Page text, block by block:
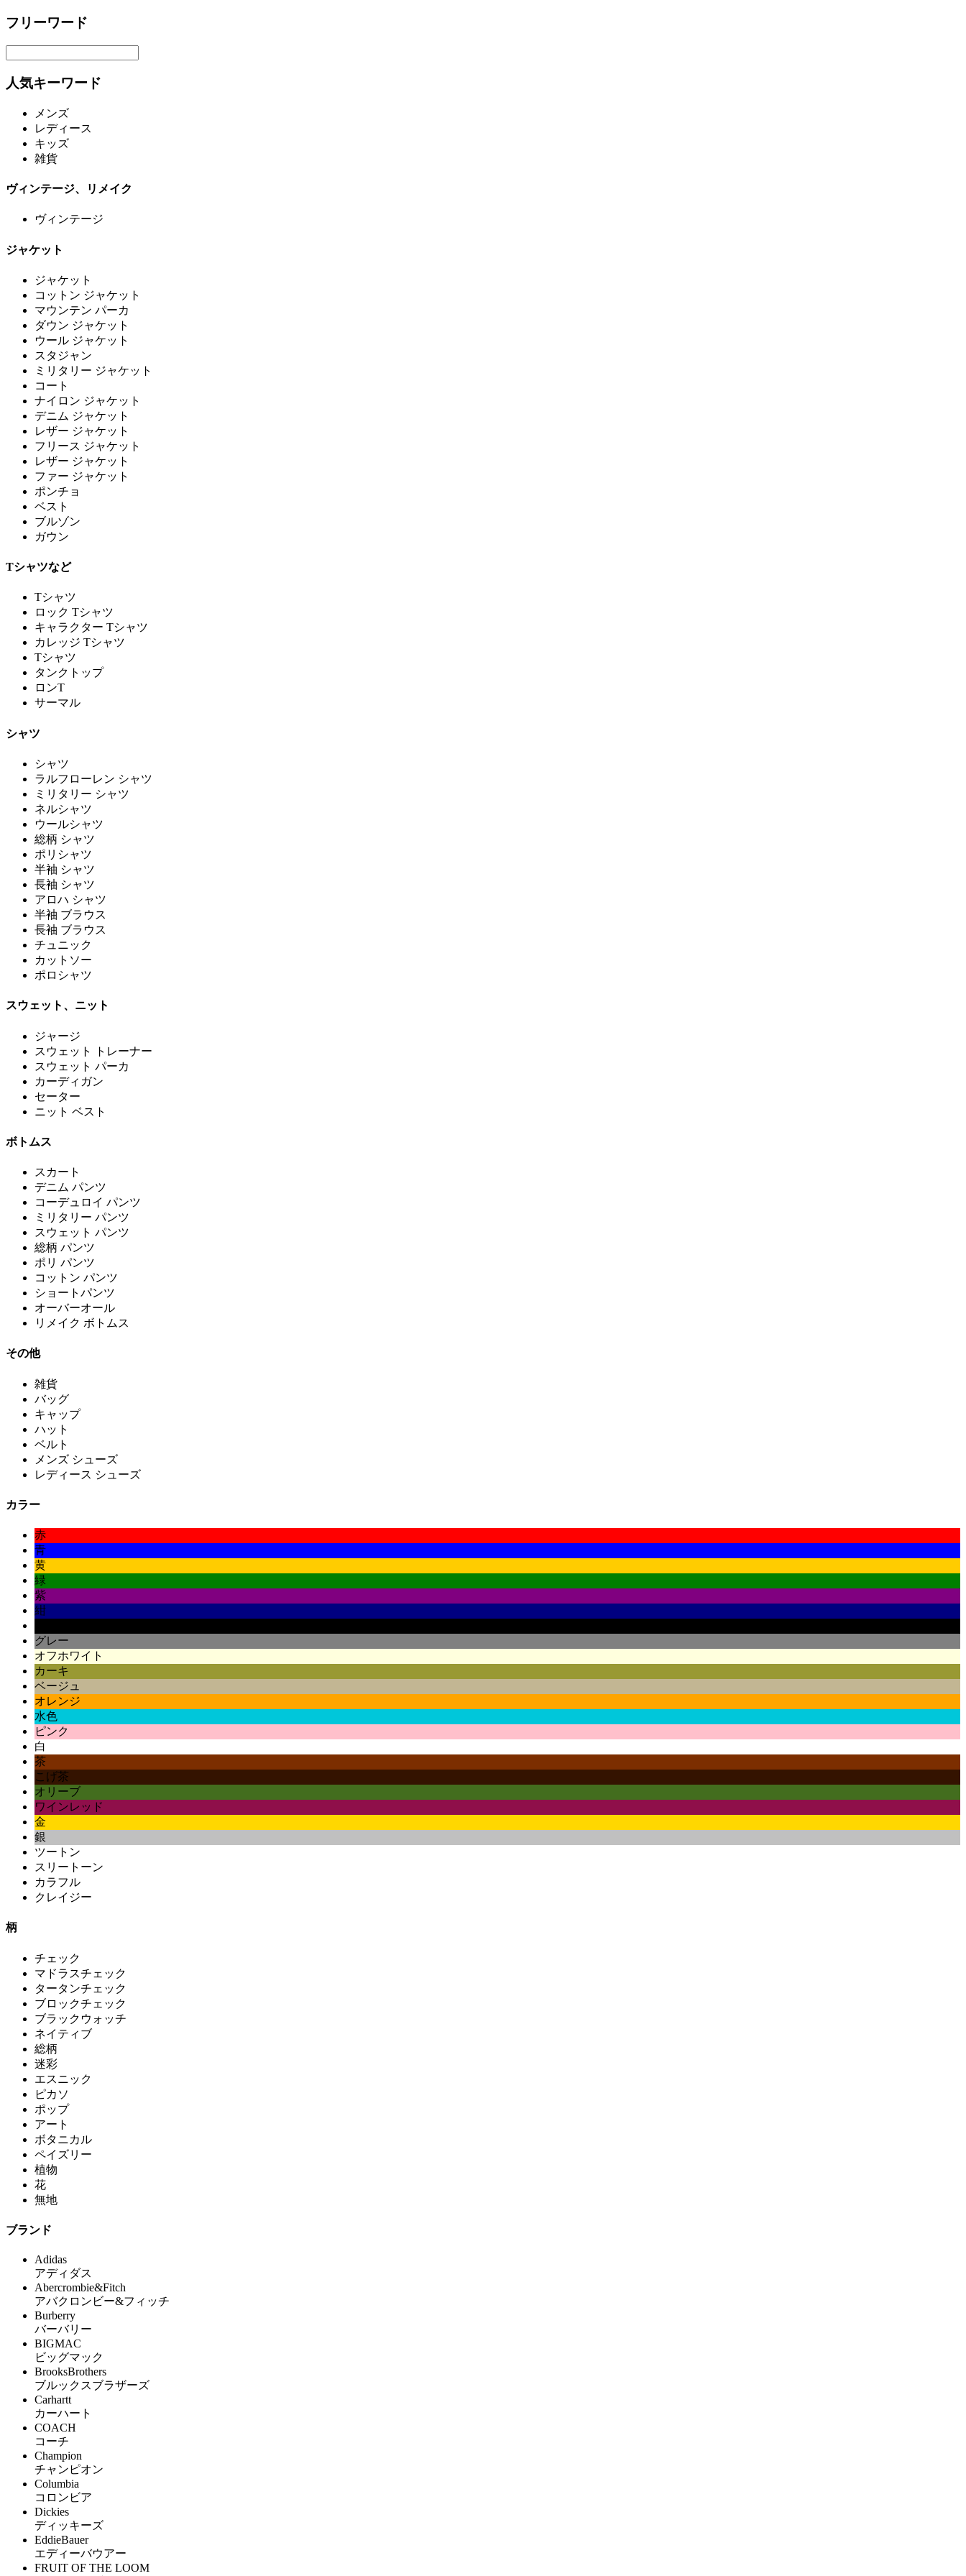
フリーワード
人気キーワード
メンズ
レディース
キッズ
雑貨
ヴィンテージ、リメイク
ヴィンテージ
ジャケット
ジャケット
コットン ジャケット
マウンテン パーカ
ダウン ジャケット
ウール ジャケット
スタジャン
ミリタリー ジャケット
コート
ナイロン ジャケット
デニム ジャケット
レザー ジャケット
フリース ジャケット
レザー ジャケット
ファー ジャケット
ポンチョ
ベスト
ブルゾン
ガウン
Tシャツなど
Tシャツ
ロック Tシャツ
キャラクター Tシャツ
カレッジ Tシャツ
Tシャツ
タンクトップ
ロンT
サーマル
シャツ
シャツ
ラルフローレン シャツ
ミリタリー シャツ
ネルシャツ
ウールシャツ
総柄 シャツ
ポリシャツ
半袖 シャツ
長袖 シャツ
アロハ シャツ
半袖 ブラウス
長袖 ブラウス
チュニック
カットソー
ポロシャツ
スウェット、ニット
ジャージ
スウェット トレーナー
スウェット パーカ
カーディガン
セーター
ニット ベスト
ボトムス
スカート
デニム パンツ
コーデュロイ パンツ
ミリタリー パンツ
スウェット パンツ
総柄 パンツ
ポリ パンツ
コットン パンツ
ショートパンツ
オーバーオール
リメイク ボトムス
その他
雑貨
バッグ
キャップ
ハット
ベルト
メンズ シューズ
レディース シューズ
カラー
赤
青
黄
緑
紫
紺
グレー
オフホワイト
カーキ
ベージュ
オレンジ
水色
ピンク
白
茶
こげ茶
オリーブ
ワインレッド
金
銀
ツートン
スリートーン
カラフル
クレイジー
柄
チェック
マドラスチェック
タータンチェック
ブロックチェック
ブラックウォッチ
ネイティブ
総柄
迷彩
エスニック
ピカソ
ポップ
アート
ボタニカル
ペイズリー
植物
花
無地
ブランド
Adidas
アディダス
Abercrombie&Fitch
アバクロンビー&フィッチ
Burberry
バーバリー
BIGMAC
ビッグマック
BrooksBrothers
ブルックスブラザーズ
Carhartt
カーハート
COACH
コーチ
Champion
チャンピオン
Columbia
コロンビア
Dickies
ディッキーズ
EddieBauer
エディーバウアー
FRUIT OF THE LOOM